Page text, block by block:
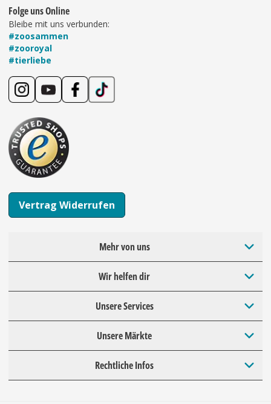
Folge uns Online
Bleibe mit uns verbunden:
#zoosammen
#zooroyal
#tierliebe
Vertrag Widerrufen
Mehr von uns
Wir helfen dir
Unsere Services
Unsere Märkte
Rechtliche Infos